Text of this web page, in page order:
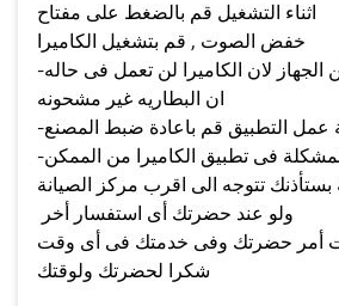
اثناء التشغيل قم بالضغط على مفتاح
خفض الصوت , قم بتشغيل الكاميرا
-قم بالتأكد من شحن الجهاز لان الكاميرا لن تعمل فى حاله
ان البطاريه غير مشحونه
عمل التطبيق قم باعادة ضبط المصنع
-ذا استمرت نفس المشكلة فى تطبيق الكاميرا من الممكن
تتوجه الى اقرب مركز الصيانة
ولو عند حضرتك أى استفسار أخر
أمر حضرتك وفى خدمتك فى أى وقت